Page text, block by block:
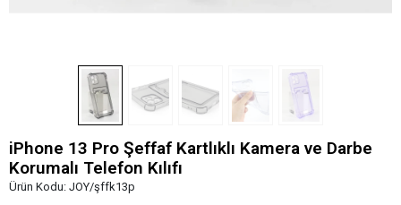
iPhone 13 Pro Şeffaf Kartlıklı Kamera ve Darbe
Korumalı Telefon Kılıfı
Ürün Kodu: JOY/şffk13p